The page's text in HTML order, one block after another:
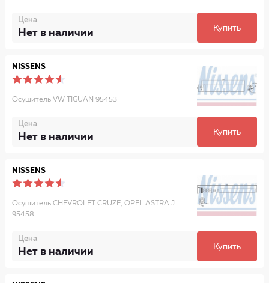
Цена
Нет в наличии Купить
NISSENS
Осушитель VW TIGUAN 95453
Цена
Нет в наличии Купить
NISSENS
Осушитель CHEVROLET CRUZE, OPEL ASTRA J
95458
Цена
Нет в наличии Купить